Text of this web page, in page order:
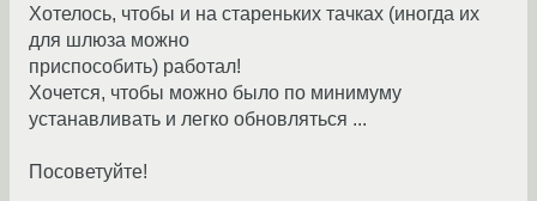
Хотелось, чтобы и на стареньких тачках (иногда их
для шлюза можно
приспособить) работал!
Хочется, чтобы можно было по минимуму
устанавливать и легко обновляться ...
Посоветуйте!